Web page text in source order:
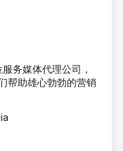
务媒体代理公司，
帮助雄心勃勃的营销